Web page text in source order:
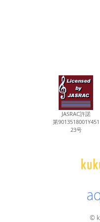
JASRAC許諾
第9013518001Y451
23号
©